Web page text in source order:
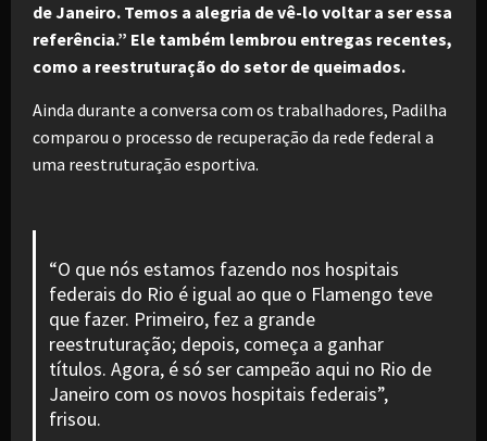
de Janeiro. Temos a alegria de vê-lo voltar a ser essa
referência.” Ele também lembrou entregas recentes,
como a reestruturação do setor de queimados.
Ainda durante a conversa com os trabalhadores, Padilha
comparou o processo de recuperação da rede federal a
uma reestruturação esportiva.
“O que nós estamos fazendo nos hospitais
federais do Rio é igual ao que o Flamengo teve
que fazer. Primeiro, fez a grande
reestruturação; depois, começa a ganhar
títulos. Agora, é só ser campeão aqui no Rio de
Janeiro com os novos hospitais federais”,
frisou.